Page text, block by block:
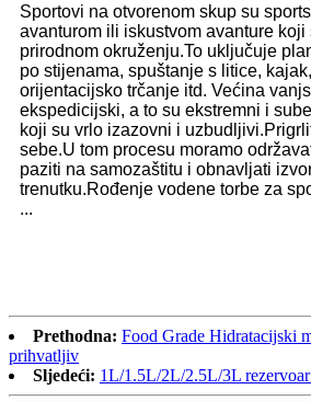
Sportovi na otvorenom skup su
avanturom ili iskustvom avanture koji
prirodnom okruženju.To uključuje
po stijenama, spuštanje s litice,
orijentacijsko trčanje itd. Većina
ekspedicijski, a to su ekstremni i
koji su vrlo izazovni i
sebe.U tom procesu moramo
paziti na samozaštitu i obnavljati
trenutku.Rođenje vodene torbe za
...
Prethodna: Food Grade Hidratacijski
prihvatljiv
Sljedeći: 1L/1.5L/2L/2.5L/3L